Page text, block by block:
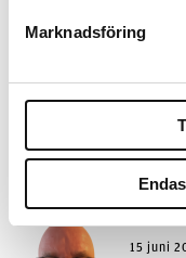
Marknadsföring
7 juli
kan
15 juni